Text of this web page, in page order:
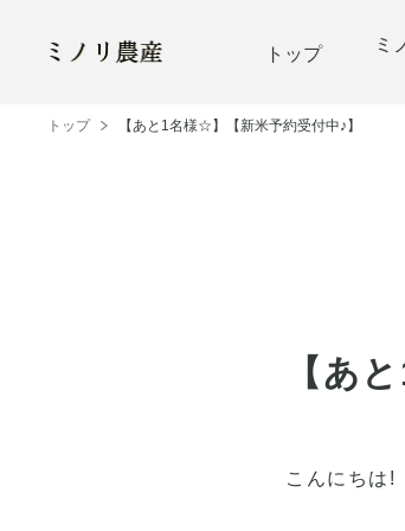
トップ ミ
トップ 【あと1名様☆】【新米予約受付中♪】
【あ
こんにちは!